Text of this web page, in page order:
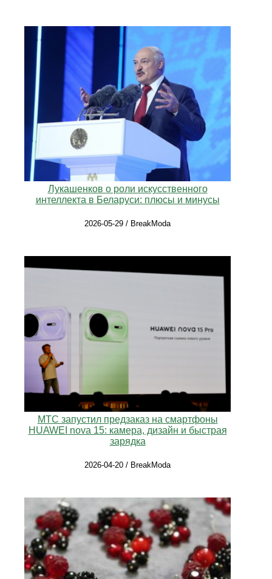
Лукашенков о роли искусственного
интеллекта в Беларуси: плюсы и минусы
2026-05-29 / BreakModa
МТС запустил предзаказ на смартфоны
HUAWEI nova 15: камера, дизайн и быстрая
зарядка
2026-04-20 / BreakModa